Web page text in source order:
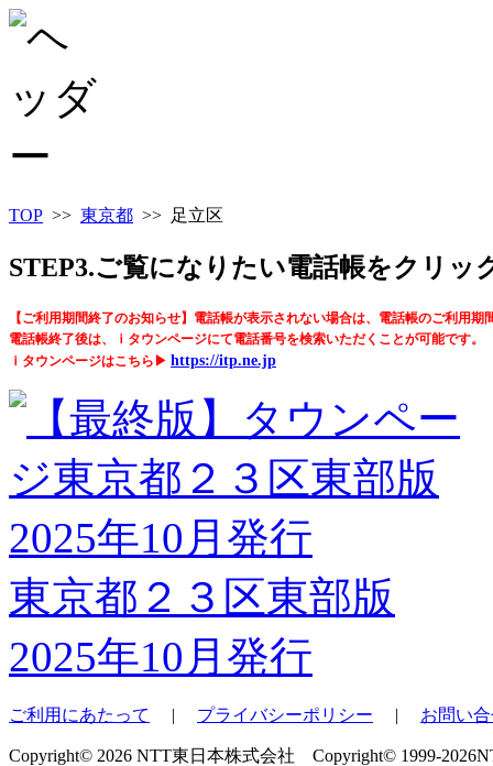
TOP >> 東京都 >> 足立区
STEP3.ご覧になりたい電話帳をクリッ
【ご利用期間終了のお知らせ】電話帳が表示されない場合は、電話帳のご利用期
電話帳終了後は、ｉタウンページにて電話番号を検索いただくことが可能です。
ｉタウンページはこちら▶ https://itp.ne.jp
東京都２３区東部版
2025年10月発行
ご利用にあたって | プライバシーポリシー | お問い
Copyright© 2026 NTT東日本株式会社 Copyright© 1999-